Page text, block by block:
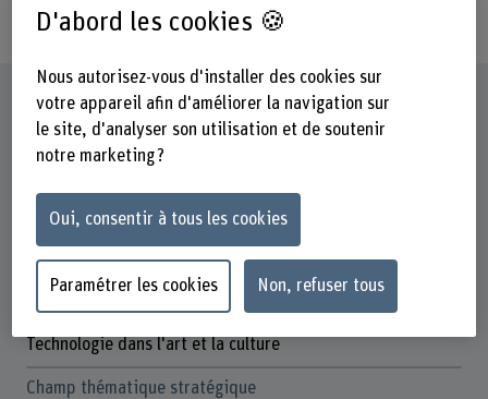
anstrebt.
Fiche signalétique
Départements participants
Technique et informatique
Institut Matérialité dans l'art et la culture
Technologie dans l'art et la culture
Champ thématique stratégique
D'abord les cookies 🍪
Nous autorisez-vous d'installer des cookies sur
votre appareil afin d'améliorer la navigation sur
le site, d'analyser son utilisation et de soutenir
notre marketing ?
Oui, consentir à tous les cookies
Paramétrer les cookies Non, refuser tous